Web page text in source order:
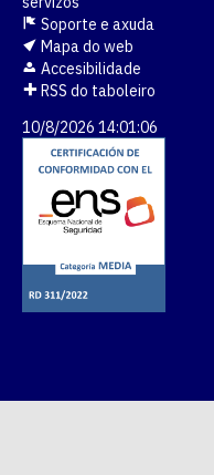
Soporte e axuda
Mapa do web
Accesibilidade
RSS do taboleiro
10/8/2026 14:01:06